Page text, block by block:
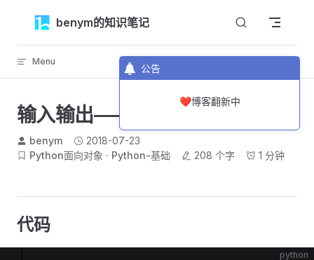
公告
❤️博客翻新中
Skip to contentbenym的知识笔记
Menu 返回顶部
输入输出——简单的回文判断
benym
2018-07-23
Python面向对象
Python-基础 208 个字 1 分钟
代码
python